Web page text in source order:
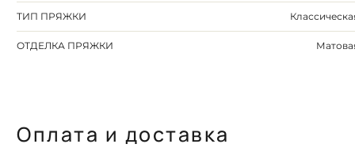
ТИП ПРЯЖКИ
ОТДЕЛКА ПРЯЖКИ
Оплата и доставка